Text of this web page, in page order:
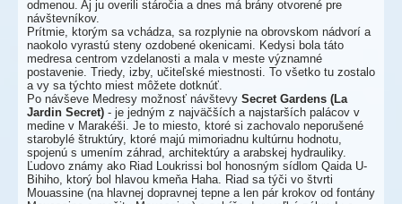
odmenou. Aj ju overili stáročia a dnes má brány otvorené pre
návštevníkov.
Prítmie, ktorým sa vchádza, sa rozplynie na obrovskom nádvorí a
naokolo vyrastú steny ozdobené okenicami. Kedysi bola táto
medresa centrom vzdelanosti a mala v meste významné
postavenie. Triedy, izby, učiteľské miestnosti. To všetko tu zostalo
a vy sa týchto miest môžete dotknúť.
Po návševe Medresy možnosť návštevy Secret Gardens (La
Jardin Secret) - je jedným z najväčších a najstarších palácov v
medine v Marakéši. Je to miesto, ktoré si zachovalo neporušené
starobylé štruktúry, ktoré majú mimoriadnu kultúrnu hodnotu,
spojenú s umením záhrad, architektúry a arabskej hydrauliky.
Ľudovo známy ako Riad Loukrissi bol honosným sídlom Qaida U-
Bihiho, ktorý bol hlavou kmeňa Haha. Riad sa týči vo štvrti
Mouassine (na hlavnej dopravnej tepne a len pár krokov od fontány